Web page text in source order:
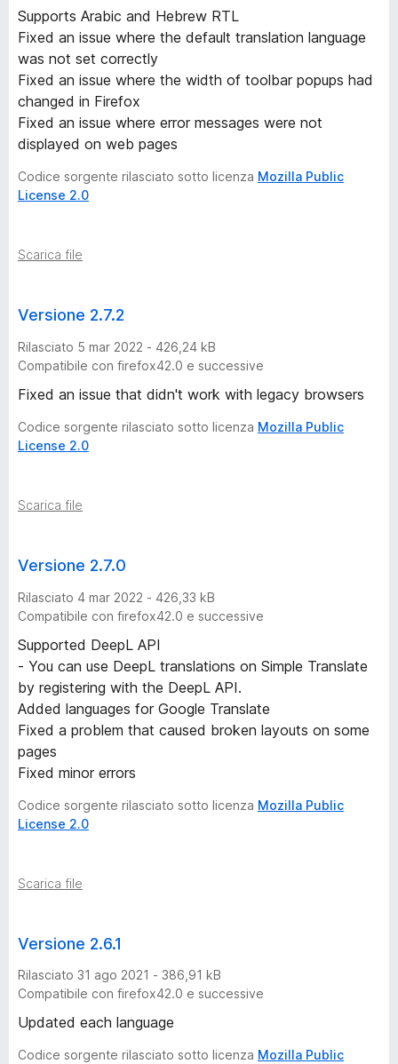
Supports Arabic and Hebrew RTL
Fixed an issue where the default translation language
was not set correctly
Fixed an issue where the width of toolbar popups had
changed in Firefox
Fixed an issue where error messages were not
displayed on web pages
Codice sorgente rilasciato sotto licenza Mozilla Public
License 2.0
Scarica file
Versione 2.7.2
Rilasciato 5 mar 2022 - 426,24 kB
Compatibile con firefox42.0 e successive
Fixed an issue that didn't work with legacy browsers
Codice sorgente rilasciato sotto licenza Mozilla Public
License 2.0
Scarica file
Versione 2.7.0
Rilasciato 4 mar 2022 - 426,33 kB
Compatibile con firefox42.0 e successive
Supported DeepL API
- You can use DeepL translations on Simple Translate
by registering with the DeepL API.
Added languages for Google Translate
Fixed a problem that caused broken layouts on some
pages
Fixed minor errors
Codice sorgente rilasciato sotto licenza Mozilla Public
License 2.0
Scarica file
Versione 2.6.1
Rilasciato 31 ago 2021 - 386,91 kB
Compatibile con firefox42.0 e successive
Updated each language
Codice sorgente rilasciato sotto licenza Mozilla Public